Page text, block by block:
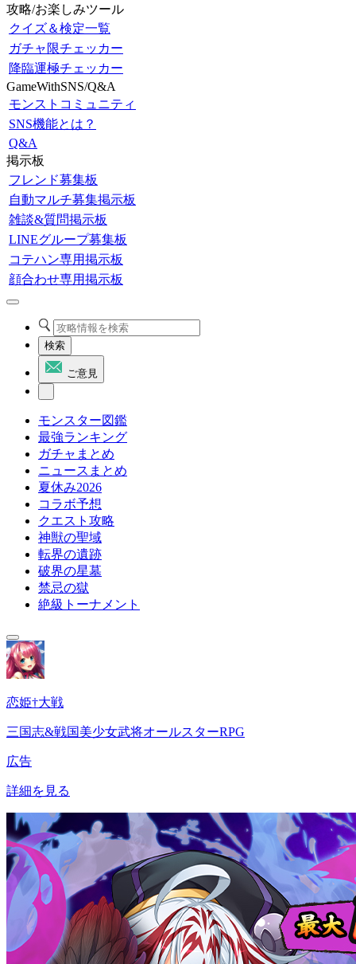
攻略/お楽しみツール
クイズ＆検定一覧
ガチャ限チェッカー
降臨運極チェッカー
GameWithSNS/Q&A
モンストコミュニティ
SNS機能とは？
Q&A
掲示板
フレンド募集板
自動マルチ募集掲示板
雑談&質問掲示板
LINEグループ募集板
コテハン専用掲示板
顔合わせ専用掲示板
検索
ご意見
モンスター図鑑
最強ランキング
ガチャまとめ
ニュースまとめ
夏休み2026
コラボ予想
クエスト攻略
神獣の聖域
転界の遺跡
破界の星墓
禁忌の獄
絶級トーナメント
恋姫†大戦
三国志&戦国美少女武将オールスターRPG
広告
詳細を見る